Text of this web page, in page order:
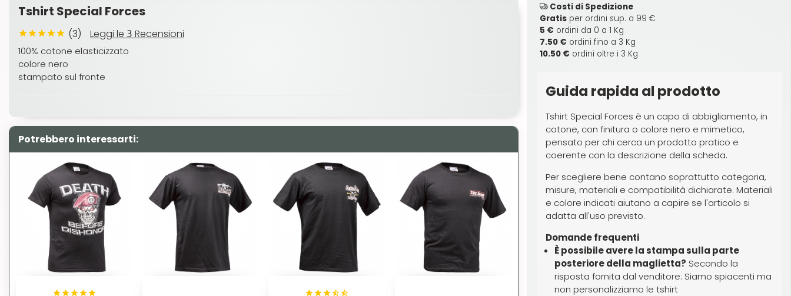
Tshirt Special Forces
(3) Leggi le 3 Recensioni
100% cotone elasticizzato
colore nero
stampato sul fronte
Potrebbero interessarti:
Costi di Spedizione
Gratis per ordini sup. a 99 €
5 € ordini da 0 a 1 Kg
7.50 € ordini fino a 3 Kg
10.50 € ordini oltre i 3 Kg
Guida rapida al prodotto
Tshirt Special Forces è un capo di abbigliamento, in
cotone, con finitura o colore nero e mimetico,
pensato per chi cerca un prodotto pratico e
coerente con la descrizione della scheda.
Per scegliere bene contano soprattutto categoria,
misure, materiali e compatibilità dichiarate. Materiali
e colore indicati aiutano a capire se l'articolo si
adatta all'uso previsto.
Domande frequenti
È possibile avere la stampa sulla parte
posteriore della maglietta? Secondo la
risposta fornita dal venditore: Siamo spiacenti ma
non personalizziamo le tshirt